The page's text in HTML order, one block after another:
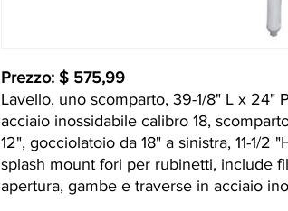
Prezzo: $ 575,99
Lavello, uno scomparto, 39-1/8" L x 24"
acciaio inossidabile calibro 18,
12", gocciolatoio da 18" a sinistra, 11-1/2
splash mount fori per rubinetti, include
apertura, gambe e traverse in acciaio